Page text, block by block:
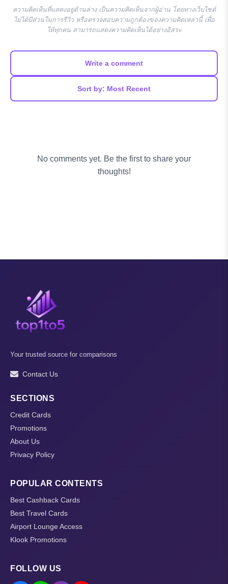
ความคิดเห็นที่แสดงอยู่ด้านล่าง เป็นความคิดเห็นจากผู้อ่าน โดยทางเว็บไซต์
ไม่ได้มีส่วนในการรีวิว หรือตรวจสอบความถูกต้องของความคิดเหล่านี้ เพื่อ
ให้ทุกคน สามารถแสดงความคิดเห็นได้อย่างอิสระ
Write a comment
Sort by: Most Recent
No comments yet. Be the first to share your
thoughts!
Your trusted source for comparisons
Contact Us
SECTIONS
Credit Cards
Promotions
About Us
Privacy Policy
POPULAR CONTENTS
Best Cashback Cards
Best Travel Cards
Airport Lounge Access
Klook Promotions
FOLLOW US